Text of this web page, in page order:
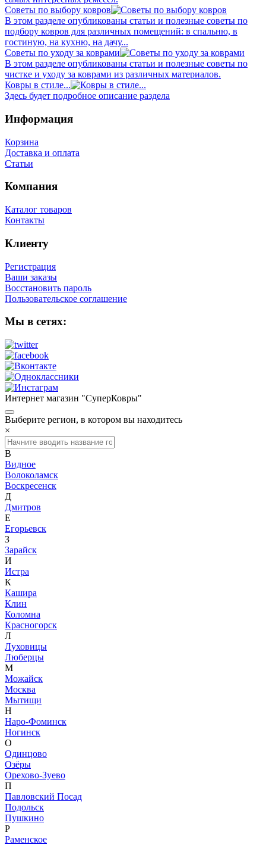
Советы по выбору ковров
В этом разделе опубликованы статьи и полезные советы по
подбору ковров для различных помещений: в спальню, в
гостиную, на кухню, на дачу...
Советы по уходу за коврами
В этом разделе опубликованы статьи и полезные советы по
чистке и уходу за коврами из различных материалов.
Ковры в стиле...
Здесь будет подробное описание раздела
Информация
Корзина
Доставка и оплата
Статьи
Компания
Каталог товаров
Контакты
Клиенту
Регистрация
Ваши заказы
Восстановить пароль
Пользовательское соглашение
Мы в сетях:
Интернет магазин "СуперКовры"
Выберите регион, в котором вы находитесь
×
В
Видное
Волоколамск
Воскресенск
Д
Дмитров
Е
Егорьевск
З
Зарайск
И
Истра
К
Кашира
Клин
Коломна
Красногорск
Л
Луховицы
Люберцы
М
Можайск
Москва
Мытищи
Н
Наро-Фоминск
Ногинск
О
Одинцово
Озёры
Орехово-Зуево
П
Павловский Посад
Подольск
Пушкино
Р
Раменское